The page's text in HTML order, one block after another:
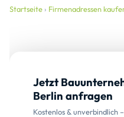
Startseite › Firmenadressen
Jetzt
Berlin anfragen
Kostenlos & unverbindlich